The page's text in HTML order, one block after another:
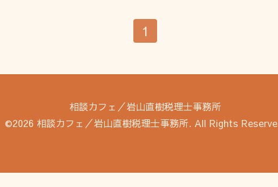
1
相談カフェ／岩山直樹税理士事務所
©2026 相談カフェ／岩山直樹税理士事務所. All Rights